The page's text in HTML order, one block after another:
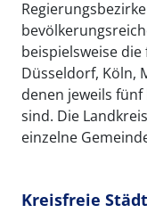
beispielsweise
Düsseldorf, Köln,
denen jeweils
sind. Die
einzelne
Kreisfreie